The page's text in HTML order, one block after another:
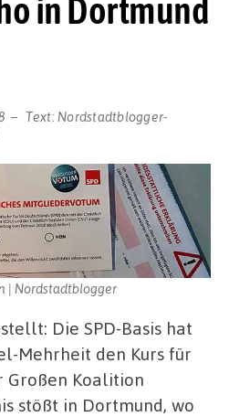
in Dortmund
Text: Nordstadtblogger-
| Nordstadtblogger
Die SPD-Basis hat
Mehrheit den Kurs für
Großen Koalition
stößt in Dortmund, wo